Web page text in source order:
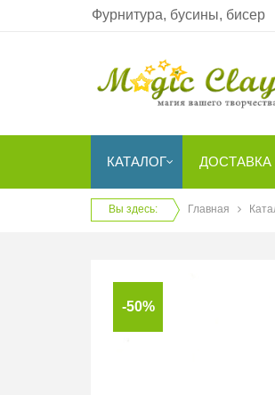
Фурнитура, бусины, бисер
КАТАЛОГ ДОСТАВКА
Вы здесь: Главная
-50%